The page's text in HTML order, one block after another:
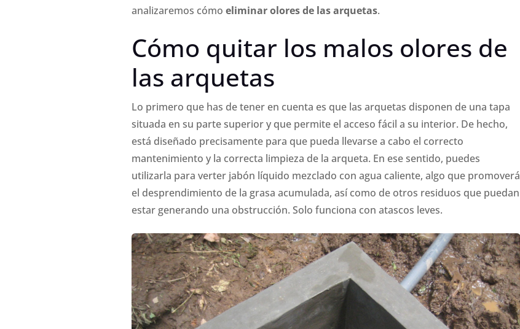
analizaremos cómo eliminar olores de las arquetas.
Cómo quitar los malos olores de
las arquetas
Lo primero que has de tener en cuenta es que las arquetas disponen de una tapa
situada en su parte superior y que permite el acceso fácil a su interior. De hecho,
está diseñado precisamente para que pueda llevarse a cabo el correcto
mantenimiento y la correcta limpieza de la arqueta. En ese sentido, puedes
utilizarla para verter jabón líquido mezclado con agua caliente, algo que promoverá
el desprendimiento de la grasa acumulada, así como de otros residuos que puedan
estar generando una obstrucción. Solo funciona con atascos leves.